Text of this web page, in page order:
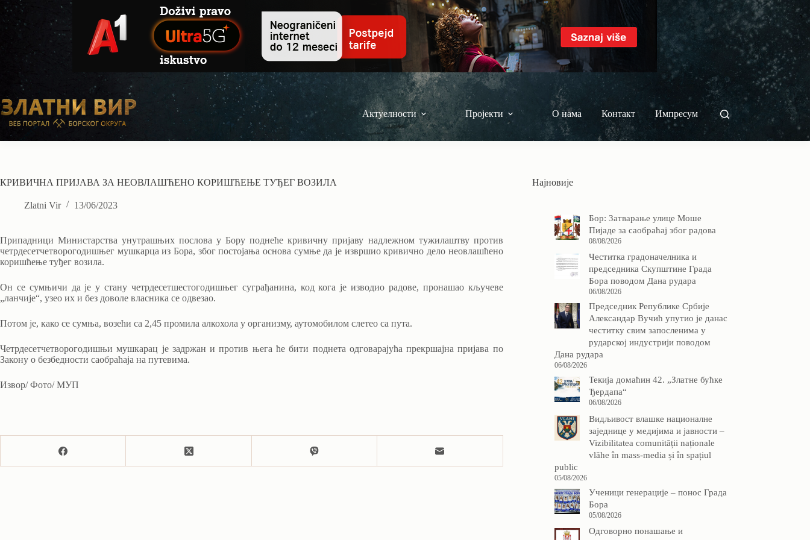
Skip
to
content
Актуелности Пројекти О нама Контакт Импресум
КРИВИЧНА ПРИЈАВА ЗА НЕОВЛАШЋЕНО КОРИШЋЕЊЕ ТУЂЕГ ВОЗИЛА
Zlatni Vir 13/06/2023
Припадници Министарства унутрашњих послова у Бору поднеће кривичну пријаву надлежном тужилаштву против
четрдесетчетворогодишњег мушкарца из Бора, због постојања основа сумње да је извршио кривично дело неовлашћено
коришћење туђег возила.
Он се сумњичи да је у стану четрдесетшестогодишњег суграђанина, код кога је изводио радове, пронашао кључеве
„ланчије“, узео их и без доволе власника се одвезао.
Потом је, како се сумња, возећи са 2,45 промила алкохола у организму, аутомобилом слетео са пута.
Четрдесетчетворогодишњи мушкарац је задржан и против њега ће бити поднета одговарајућа прекршајна пријава по
Закону о безбедности саобраћаја на путевима.
Извор/ Фото/ МУП
Најновије
Бор: Затварање улице Моше
Пијаде за саобраћај због радова
08/08/2026
Честитка градоначелника и
председника Скупштине Града
Бора поводом Дана рудара
06/08/2026
Председник Републике Србије
Александар Вучић упутио је данас
честитку свим запосленима у
рударској индустрији поводом
Дана рудара
06/08/2026
Текија домаћин 42. „Златне бућке
Ђердапа“
06/08/2026
Видљивост влашке националне
заједнице у медијима и јавности –
Vizibilitatea comunității naționale
vlăhe în mass-media și în spațiul
public
05/08/2026
Ученици генерације – понос Града
Бора
05/08/2026
Одговорно понашање и